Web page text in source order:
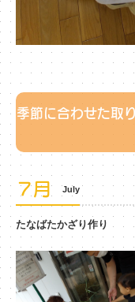
季節に合わせた取
７月 July
たなばたかざり作り